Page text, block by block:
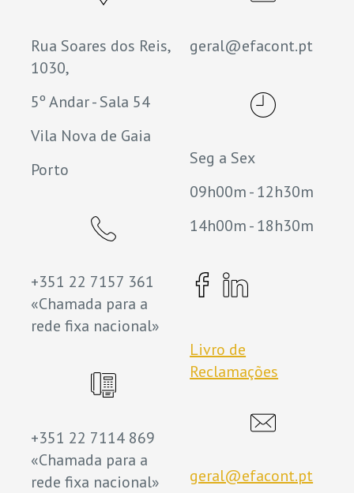
Rua Soares dos Reis,
1030,
5º Andar - Sala 54
Vila Nova de Gaia
Porto
+351 22 7157 361
«Chamada para a
rede fixa nacional»
+351 22 7114 869
«Chamada para a
rede fixa nacional»
geral@efacont.pt
Seg a Sex
09h00m - 12h30m
14h00m - 18h30m
Livro de
Reclamações
geral@efacont.pt